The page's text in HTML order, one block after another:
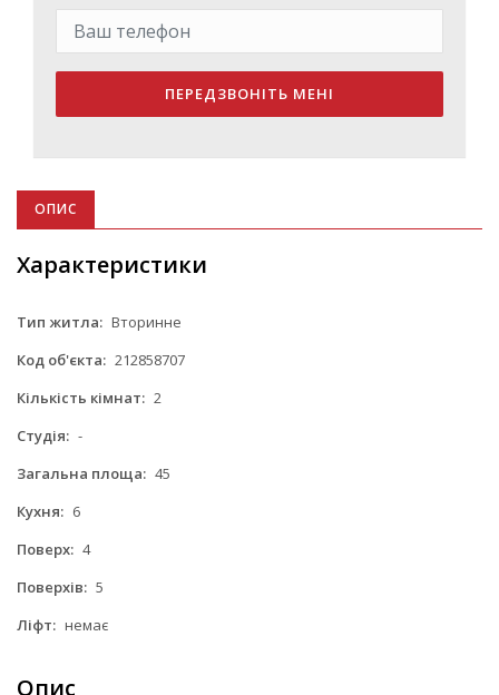
ПЕРЕДЗВОНІТЬ МЕНІ
ОПИС
Характеристики
Тип житла: Вторинне
Код об'єкта: 212858707
Кількість кімнат: 2
Студія: -
Загальна площа: 45
Кухня: 6
Поверх: 4
Поверхів: 5
Ліфт: немає
Опис